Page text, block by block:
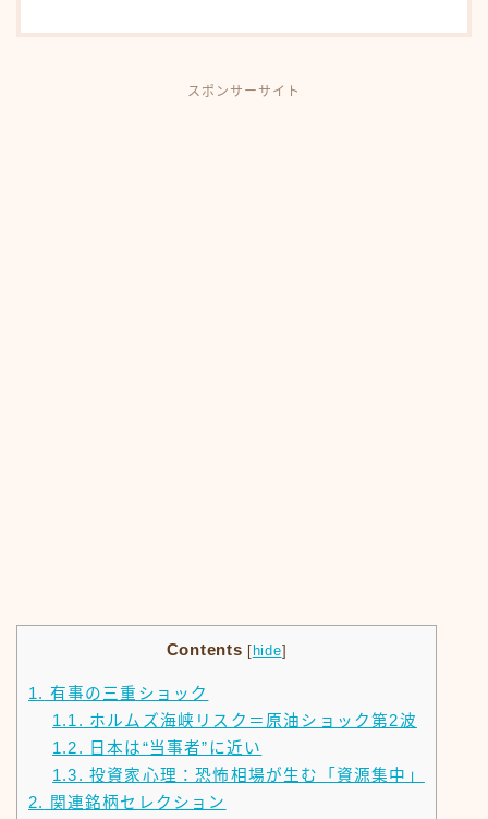
スポンサーサイト
Contents [ hide]
1. 有事の三重ショック
1.1. ホルムズ海峡リスク＝原油ショック第2波
1.2.
日本は“当事者”に近い
1.3. 投資家心理：恐怖相場が生む「資源集中」
2.
関連銘柄セレクション